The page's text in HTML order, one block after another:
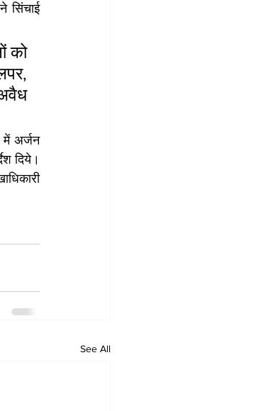
सिंचाई
को
में अर्जन
दिये।
See All